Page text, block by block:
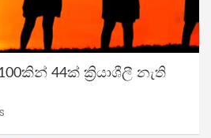
44ක් ක්‍රියාශීලී නැති